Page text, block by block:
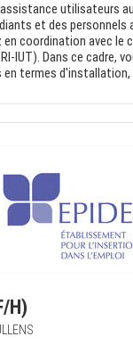
utilisateurs
et des personnels
coordination avec le
IUT). Dans ce cadre,
en termes d'installation,
H)